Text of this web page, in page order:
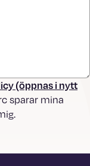
(öppnas i nytt
sparar mina